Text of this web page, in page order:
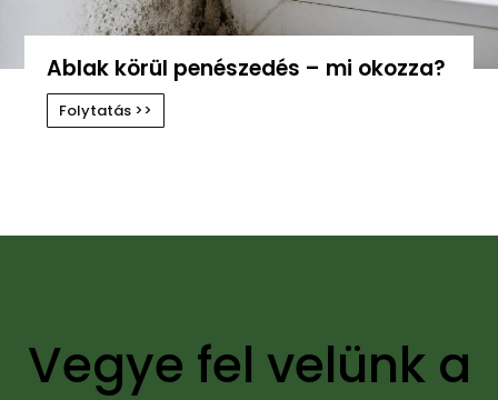
Ablak körül penészedés – mi okozza?
Folytatás >>
Vegye fel velünk a